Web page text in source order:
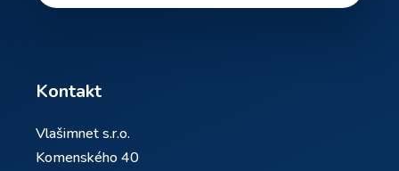
Kontakt
Vlašimnet s.r.o.
Komenského 40